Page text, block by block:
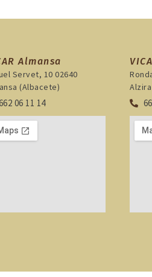
Almansa
Servet, 10 02640
(Albacete)
06 11 14